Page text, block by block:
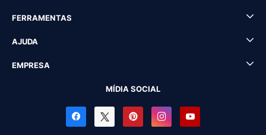
FERRAMENTAS
AJUDA
EMPRESA
MÍDIA SOCIAL